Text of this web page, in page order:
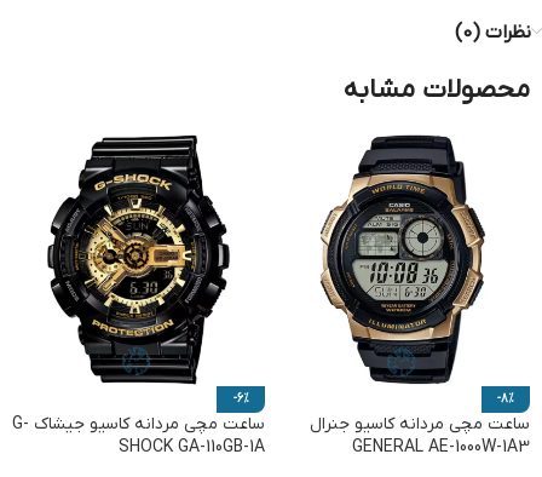
نظرات (0)
محصولات مشابه
-8%
ساعت مچی مردانه کاسیو جنرال
GENERAL AE-1000W-1A3
-6%
ساعت مچی مردانه کاسیو جیشاک G-
SHOCK GA-110GB-1A